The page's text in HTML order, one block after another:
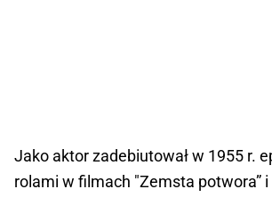
Jako aktor zadebiutował w 1955 r.
rolami w filmach "Zemsta potwora” i